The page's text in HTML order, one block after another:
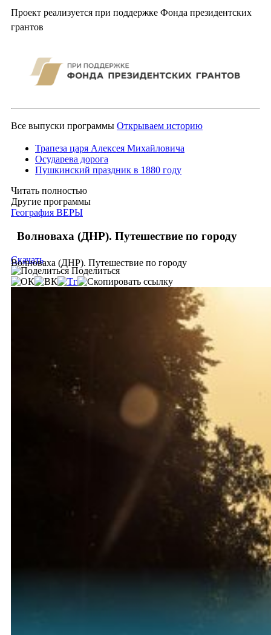
Проект реализуется при поддержке Фонда президентских
грантов
Все выпуски программы Открываем историю
Трапеза царя Алексея Михайловича
Осударева дорога
Пушкинский праздник в 1880 году
Читать полностью
Другие программы
География ВЕРЫ
Волноваха (ДНР). Путешествие по городу
Волноваха (ДНР). Путешествие по городу
Скачать
Поделиться